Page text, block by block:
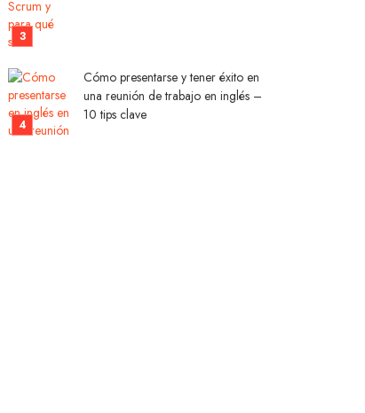
Cómo presentarse y tener éxito en
una reunión de trabajo en inglés –
10 tips clave